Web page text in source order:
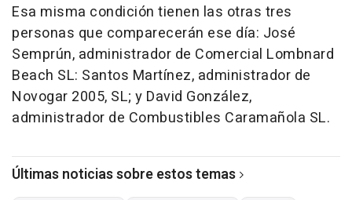
Esa misma condición tienen las otras tres
personas que comparecerán ese día: José
Semprún, administrador de Comercial Lombnard
Beach SL: Santos Martínez, administrador de
Novogar 2005, SL; y David González,
administrador de Combustibles Caramañola SL.
Últimas noticias sobre estos temas